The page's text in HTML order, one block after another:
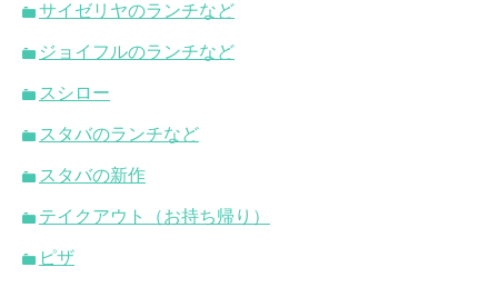
サイゼリヤのランチなど
ジョイフルのランチなど
スシロー
スタバのランチなど
スタバの新作
テイクアウト（お持ち帰り）
ピザ